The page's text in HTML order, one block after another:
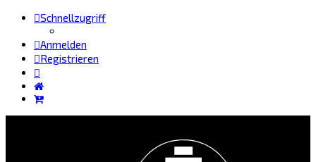
Schnellzugriff
Anmelden
Registrieren